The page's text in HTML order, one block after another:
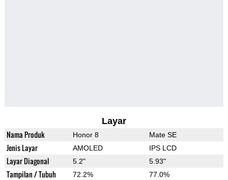
Layar
Nama Produk Honor 8 Mate SE
Jenis Layar AMOLED IPS LCD
Layar Diagonal 5.2" 5.93"
Tampilan / Tubuh 72.2% 77.0%